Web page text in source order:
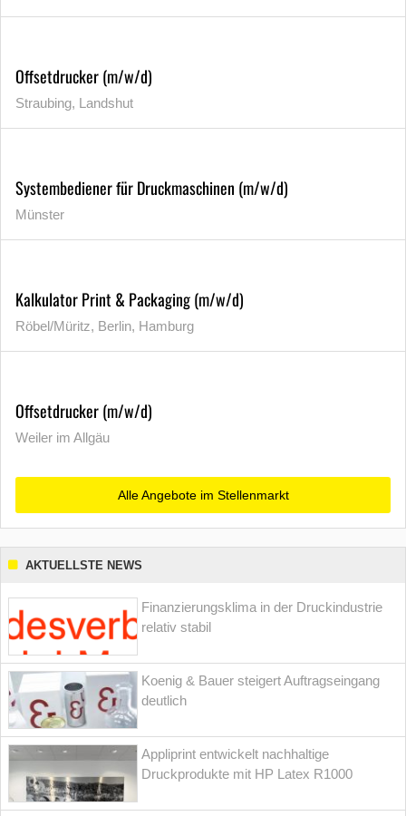
Offsetdrucker (m/w/d)
Straubing, Landshut
Systembediener für Druckmaschinen (m/w/d)
Münster
Kalkulator Print & Packaging (m/w/d)
Röbel/Müritz, Berlin, Hamburg
Offsetdrucker (m/w/d)
Weiler im Allgäu
Alle Angebote im Stellenmarkt
AKTUELLSTE NEWS
Finanzierungsklima in der Druckindustrie
relativ stabil
Koenig & Bauer steigert Auftragseingang
deutlich
Appliprint entwickelt nachhaltige
Druckprodukte mit HP Latex R1000